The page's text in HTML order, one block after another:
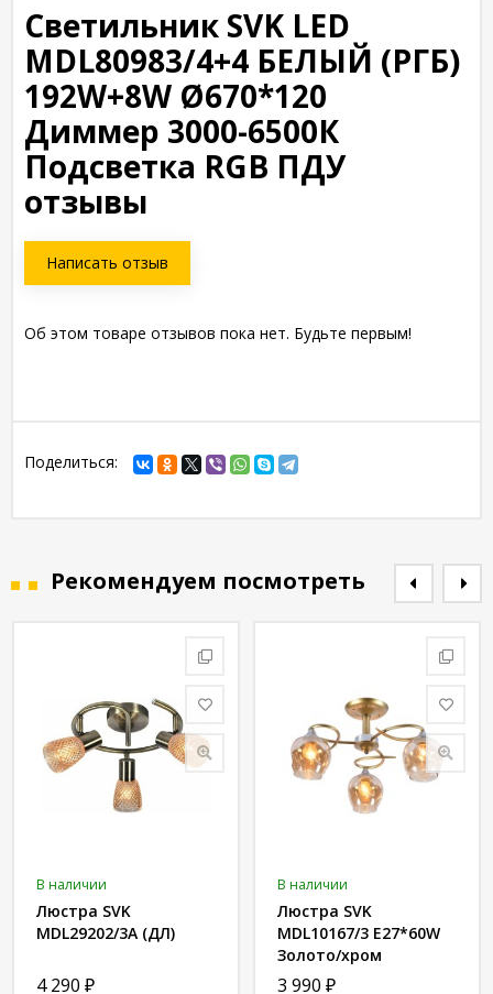
Светильник SVK LED
MDL80983/4+4 БЕЛЫЙ (РГБ)
192W+8W Ø670*120
Диммер 3000-6500К
Подсветка RGB ПДУ
отзывы
Написать отзыв
Об этом товаре отзывов пока нет. Будьте первым!
Поделиться:
Рекомендуем посмотреть
В наличии
Люстра SVK
MDL29202/3А (ДЛ)
4 290 ₽
В наличии
Люстра SVK
MDL10167/3 E27*60W
Золото/хром
Ø530*290
3 990 ₽